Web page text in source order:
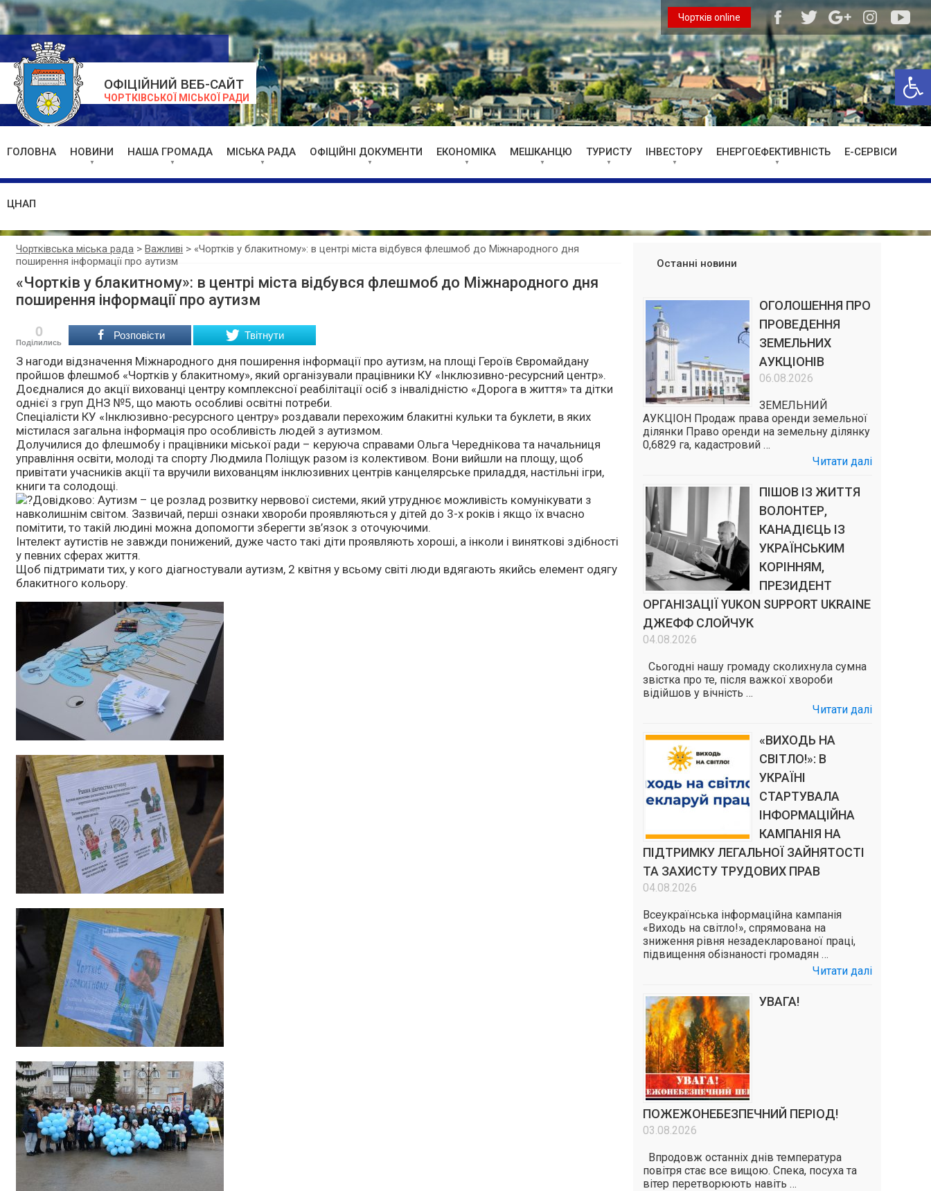
ОФІЦІЙНИЙ ВЕБ-САЙТ
ЧОРТКІВСЬКОЇ МІСЬКОЇ РАДИ
Чортків online
ГОЛОВНА НОВИНИ НАША ГРОМАДА МІСЬКА РАДА ОФІЦІЙНІ ДОКУМЕНТИ ЕКОНОМІКА МЕШКАНЦЮ ТУРИСТУ ІНВЕСТОРУ ЕНЕРГОЕФЕКТИВНІСТЬ Е-СЕРВІСИ
ЦНАП
Чортківська міська рада >Важливі > «Чортків у блакитному»: в центрі міста відбувся флешмоб до Міжнародного дня
поширення інформації про аутизм
«Чортків у блакитному»: в центрі міста відбувся флешмоб до Міжнародного дня
поширення інформації про аутизм
0
Поділились
Розповісти Твітнути
З нагоди відзначення Міжнародного дня поширення інформації про аутизм, на площі Героїв Євромайдану
пройшов флешмоб «Чортків у блакитному», який організували працівники КУ «Інклюзивно-ресурсний центр».
Доєдналися до акції вихованці центру комплексної реабілітації осіб з інвалідністю «Дорога в життя» та дітки
однієї з груп ДНЗ №5, що мають особливі освітні потреби.
Спеціалісти КУ «Інклюзивно-ресурсного центру» роздавали перехожим блакитні кульки та буклети, в яких
містилася загальна інформація про особливість людей з аутизмом.
Долучилися до флешмобу і працівники міської ради – керуюча справами Ольга Череднікова та начальниця
управління освіти, молоді та спорту Людмила Поліщук разом із колективом. Вони вийшли на площу, щоб
привітати учасників акції та вручили вихованцям інклюзивних центрів канцелярське приладдя, настільні ігри,
книги та солодощі.
Довідково: Аутизм – це розлад розвитку нервової системи, який утруднює можливість комунікувати з
навколишнім світом. Зазвичай, перші ознаки хвороби проявляються у дітей до 3-х років і якщо їх вчасно
помітити, то такій людині можна допомогти зберегти зв’язок з оточуючими.
Інтелект аутистів не завжди понижений, дуже часто такі діти проявляють хороші, а інколи і виняткові здібності
у певних сферах життя.
Щоб підтримати тих, у кого діагностували аутизм, 2 квітня у всьому світі люди вдягають якийсь елемент одягу
блакитного кольору.
Останні новини
ОГОЛОШЕННЯ ПРО
ПРОВЕДЕННЯ
ЗЕМЕЛЬНИХ
АУКЦІОНІВ
06.08.2026
ЗЕМЕЛЬНИЙ
АУКЦІОН Продаж права оренди земельної
ділянки Право оренди на земельну ділянку
0,6829 га, кадастровий …
Читати далі
ПІШОВ ІЗ ЖИТТЯ
ВОЛОНТЕР,
КАНАДІЄЦЬ ІЗ
УКРАЇНСЬКИМ
КОРІННЯМ,
ПРЕЗИДЕНТ
ОРГАНІЗАЦІЇ YUKON SUPPORT UKRAINE
ДЖЕФФ СЛОЙЧУК
04.08.2026
Сьогодні нашу громаду сколихнула сумна
звістка про те, після важкої хвороби
відійшов у вічність …
Читати далі
«ВИХОДЬ НА
СВІТЛО!»: В
УКРАЇНІ
СТАРТУВАЛА
ІНФОРМАЦІЙНА
КАМПАНІЯ НА
ПІДТРИМКУ ЛЕГАЛЬНОЇ ЗАЙНЯТОСТІ
ТА ЗАХИСТУ ТРУДОВИХ ПРАВ
04.08.2026
Всеукраїнська інформаційна кампанія
«Виходь на світло!», спрямована на
зниження рівня незадекларованої праці,
підвищення обізнаності громадян …
Читати далі
УВАГА!
ПОЖЕЖОНЕБЕЗПЕЧНИЙ ПЕРІОД!
03.08.2026
Впродовж останніх днів температура
повітря стає все вищою. Спека, посуха та
вітер перетворюють навіть …